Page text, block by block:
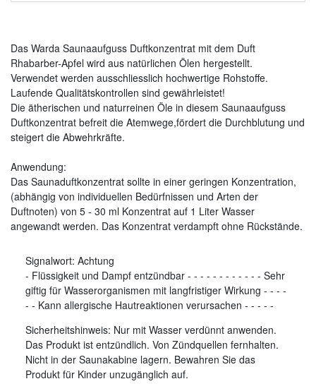
Das Warda Saunaaufguss Duftkonzentrat mit dem Duft
Rhabarber-Apfel wird aus natürlichen Ölen hergestellt.
Verwendet werden ausschliesslich hochwertige Rohstoffe.
Laufende Qualitätskontrollen sind gewährleistet!
Die ätherischen und naturreinen Öle in diesem Saunaaufguss
Duftkonzentrat befreit die Atemwege,fördert die Durchblutung und
steigert die Abwehrkräfte.
Anwendung:
Das Saunaduftkonzentrat sollte in einer geringen Konzentration,
(abhängig von individuellen Bedürfnissen und Arten der
Duftnoten) von 5 - 30 ml Konzentrat auf 1 Liter Wasser
angewandt werden. Das Konzentrat verdampft ohne Rückstände.
Signalwort: Achtung
- Flüssigkeit und Dampf entzündbar - - - - - - - - - - - - Sehr
giftig für Wasserorganismen mit langfristiger Wirkung - - - -
- - Kann allergische Hautreaktionen verursachen - - - - -
Sicherheitshinweis: Nur mit Wasser verdünnt anwenden.
Das Produkt ist entzündlich. Von Zündquellen fernhalten.
Nicht in der Saunakabine lagern. Bewahren Sie das
Produkt für Kinder unzugänglich auf.